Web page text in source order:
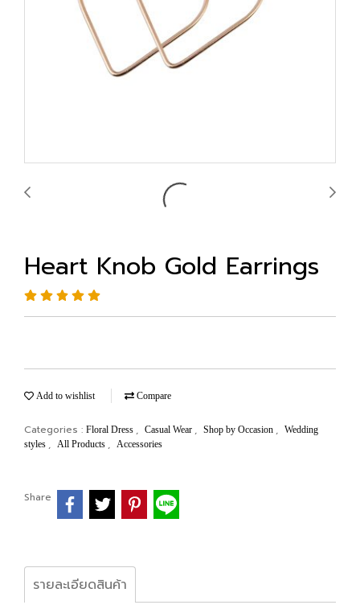
Heart Knob Gold Earrings
Add to wishlist Compare
Categories : Floral Dress , Casual Wear , Shop by Occasion , Wedding
styles , All Products , Accessories
Share
รายละเอียดสินค้า